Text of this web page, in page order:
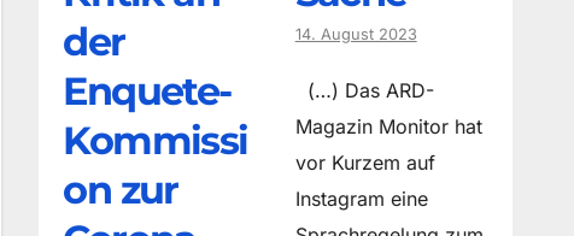
der
Enquete-
Kommissi
on zur
14. August 2023
(…) Das ARD-
Magazin Monitor hat
vor Kurzem auf
Instagram eine